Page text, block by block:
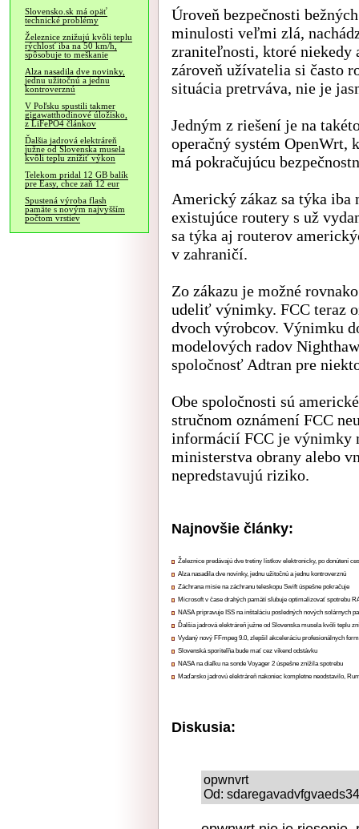
Slovensko.sk má opäť
technické problémy
Železnice znižujú kvôli teplu
rýchlosť iba na 50 km/h,
spôsobuje to meškanie
Alza nasadila dve novinky,
jednu užitočnú a jednu
kontroverznú
V Poľsku spustili takmer
gigawatthodinové úložisko,
z LiFePO4 článkov
Ďalšia jadrová elektráreň
južne od Slovenska musela
kvôli teplu znížiť výkon
Telekom pridal 12 GB balík
pre Easy, chce zaň 12 eur
Spustená výroba flash
pamäte s novým najvyšším
počtom vrstiev
Úroveň bezpečnosti
minulosti veľmi zlá,
zraniteľnosti, ktoré niekedy
zároveň užívatelia si často
situácia pretrváva, nie je
Jedným z riešení je na
operačný systém OpenWrt,
má pokračujúcu
Americký zákaz sa týka iba
existujúce routery s už
sa týka aj routerov
v zahraničí.
Zo zákazu je možné
udeliť výnimky. FCC teraz
dvoch výrobcov. Výnimku
modelových radov
spoločnosť Adtran pre
Obe spoločnosti sú
stručnom oznámení FCC
informácií FCC je výnimky
ministerstva obrany alebo
nepredstavujú riziko.
Najnovšie články:
Železnice predávajú dve tretiny lístkov elektronicky, po donútení
Alza nasadila dve novinky, jednu užitočnú a jednu kontroverznú
Záchrana misie na záchranu teleskopu Swift úspešne pokračuje
Microsoft v čase drahých pamätí sľubuje optimalizovať spotrebu
NASA pripravuje ISS na inštaláciu posledných nových solárnych
Ďalšia jadrová elektráreň južne od Slovenska musela kvôli teplu
Vydaný nový FFmpeg 9.0, zlepšil akceleráciu profesionálnych
Slovenská sporiteľňa bude mať cez víkend odstávku
NASA na diaľku na sonde Voyager 2 úspešne znížila spotrebu
Maďarsko jadrovú elektráreň nakoniec kompletne neodstavilo,
Diskusia:
opwnvrt
Od: